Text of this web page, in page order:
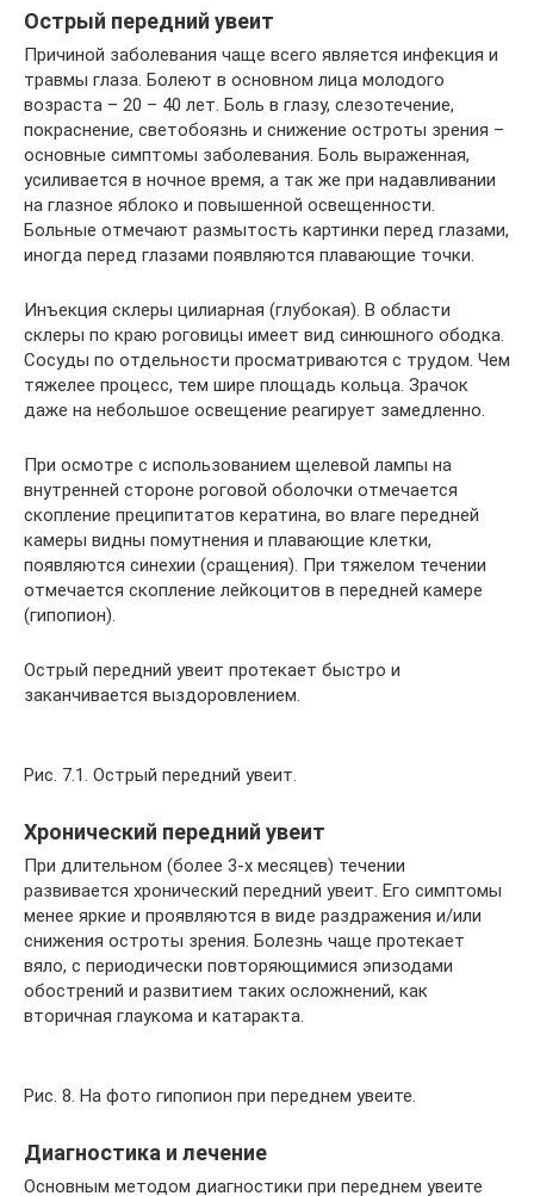
Острый передний увеит
Причиной заболевания чаще всего является инфекция и
травмы глаза. Болеют в основном лица молодого
возраста – 20 – 40 лет. Боль в глазу, слезотечение,
покраснение, светобоязнь и снижение остроты зрения –
основные симптомы заболевания. Боль выраженная,
усиливается в ночное время, а так же при надавливании
на глазное яблоко и повышенной освещенности.
Больные отмечают размытость картинки перед глазами,
иногда перед глазами появляются плавающие точки.
Инъекция склеры цилиарная (глубокая). В области
склеры по краю роговицы имеет вид синюшного ободка.
Сосуды по отдельности просматриваются с трудом. Чем
тяжелее процесс, тем шире площадь кольца. Зрачок
даже на небольшое освещение реагирует замедленно.
При осмотре с использованием щелевой лампы на
внутренней стороне роговой оболочки отмечается
скопление преципитатов кератина, во влаге передней
камеры видны помутнения и плавающие клетки,
появляются синехии (сращения). При тяжелом течении
отмечается скопление лейкоцитов в передней камере
(гипопион).
Острый передний увеит протекает быстро и
заканчивается выздоровлением.
Рис. 7.1. Острый передний увеит.
Хронический передний увеит
При длительном (более 3-х месяцев) течении
развивается хронический передний увеит. Его симптомы
менее яркие и проявляются в виде раздражения и/или
снижения остроты зрения. Болезнь чаще протекает
вяло, с периодически повторяющимися эпизодами
обострений и развитием таких осложнений, как
вторичная глаукома и катаракта.
Рис. 8. На фото гипопион при переднем увеите.
Диагностика и лечение
Основным методом диагностики при переднем увеите